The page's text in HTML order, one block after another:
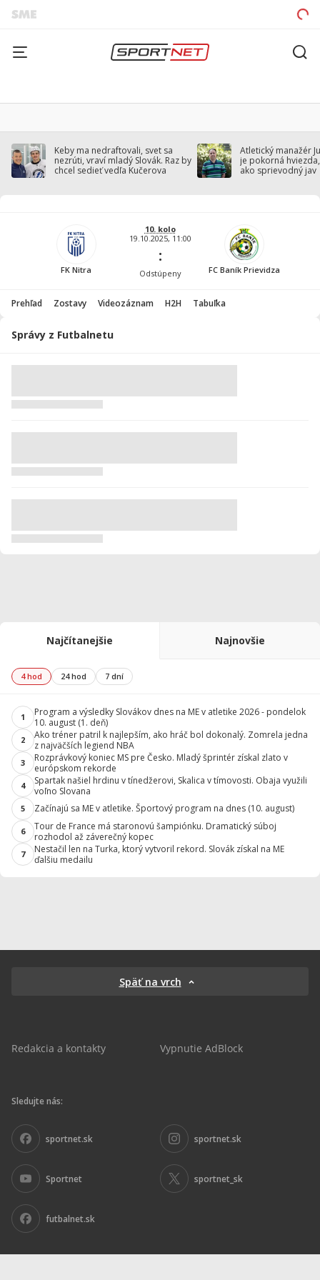
Keby ma nedraftovali, svet sa
nezrúti, vraví mladý Slovák. Raz by
chcel sedieť vedľa Kučerova
Atletický manažér
je pokorná
ako sprievodný jav
FK Nitra
10. kolo
19.10.2025, 11:00
:
Odstúpeny FC Baník Prievidza
Prehľad Zostavy Videozáznam H2H Tabuľka
Správy z Futbalnetu
Najčítanejšie Najnovšie
4 hod 24 hod 7 dní
1
Program a výsledky Slovákov dnes na ME v atletike 2026 - pondelok
10. august (1. deň)
2
Ako tréner patril k najlepším, ako hráč bol dokonalý. Zomrela jedna
z najväčších legiend NBA
3
Rozprávkový koniec MS pre Česko. Mladý šprintér získal zlato v
európskom rekorde
4
Spartak našiel hrdinu v tínedžerovi, Skalica v tímovosti. Obaja využili
voľno Slovana
5 Začínajú sa ME v atletike. Športový program na dnes (10. august)
6
Tour de France má staronovú šampiónku. Dramatický súboj
rozhodol až záverečný kopec
7
Nestačil len na Turka, ktorý vytvoril rekord. Slovák získal na ME
ďalšiu medailu
Späť na vrch
Redakcia a kontakty Vypnutie AdBlock
Sledujte nás:
sportnet.sk sportnet.sk
Sportnet sportnet_sk
futbalnet.sk